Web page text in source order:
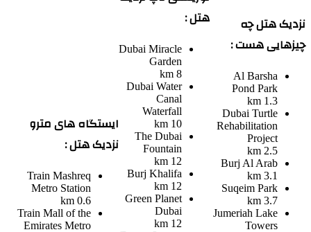
نزدیک هتل چه
چیزهایی هست :
Al Barsha
Pond Park
1.3 km
Dubai Turtle
Rehabilitation
Project
2.5 km
Burj Al Arab
3.1 km
Suqeim Park
3.7 km
Jumeriah Lake
Towers
هتل :
Dubai Miracle
Garden
8 km
Dubai Water
Canal
Waterfall
10 km
The Dubai
Fountain
12 km
Burj Khalifa
12 km
Green Planet
Dubai
12 km
ایستگاه های مترو
نزدیک هتل :
Train Mashreq
Metro Station
0.6 km
Train Mall of the
Emirates Metro